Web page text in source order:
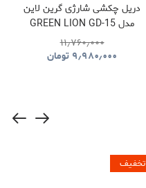
دریل چکشی شارژی گرین لاین
مدل GREEN LION GD-15
PRO DRIVE CORDLESS
HAMMER DRILL
۱۱٫۷۶۰٫۰۰۰
۹٫۹۸۰٫۰۰۰ تومان
تخفیف